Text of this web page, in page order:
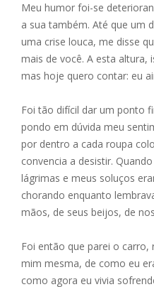
Meu humor foi-se
a sua também. Até que um
uma crise louca, me disse
mais de você. A esta altura,
mas hoje quero contar: eu
Foi tão difícil dar um ponto
pondo em dúvida meu
por dentro a cada roupa
convencia a desistir.
lágrimas e meus soluços
chorando enquanto
mãos, de seus beijos, de
Foi então que parei o carro,
mim mesma, de como eu
como agora eu vivia